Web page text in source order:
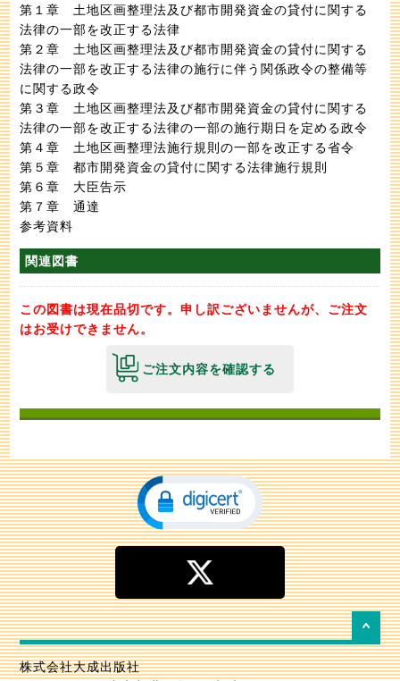
第１章 土地区画整理法及び都市開発資金の貸付に関する
法律の一部を改正する法律
第２章 土地区画整理法及び都市開発資金の貸付に関する
法律の一部を改正する法律の施行に伴う関係政令の整備等
に関する政令
第３章 土地区画整理法及び都市開発資金の貸付に関する
法律の一部を改正する法律の一部の施行期日を定める政令
第４章 土地区画整理法施行規則の一部を改正する省令
第５章 都市開発資金の貸付に関する法律施行規則
第６章 大臣告示
第７章 通達
参考資料
関連図書
この図書は現在品切です。申し訳ございませんが、ご注文
はお受けできません。
ご注文内容を確認する
株式会社大成出版社